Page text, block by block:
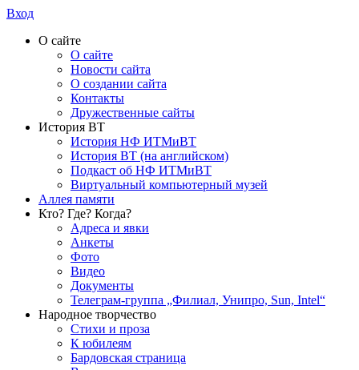
Вход
О сайте
О сайте
Новости сайта
О создании сайта
Контакты
Дружественные сайты
История ВТ
История НФ ИТМиВТ
История ВТ (на английском)
Подкаст об НФ ИТМиВТ
Виртуальный компьютерный музей
Аллея памяти
Кто? Где? Когда?
Адреса и явки
Анкеты
Фото
Видео
Документы
Телеграм-группа „Филиал, Унипро, Sun, Intel“
Народное творчество
Стихи и проза
К юбилеям
Бардовская страница